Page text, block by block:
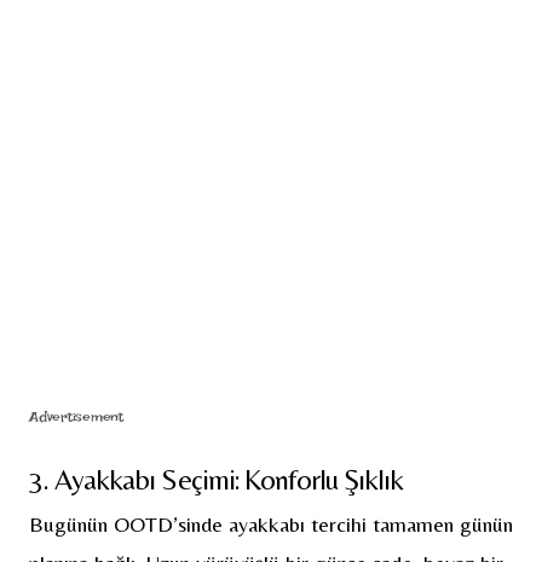
Advertisement
3. Ayakkabı Seçimi: Konforlu Şıklık
Bugünün OOTD’sinde ayakkabı tercihi tamamen günün